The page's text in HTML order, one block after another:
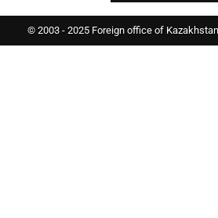
© 2003 - 2025 Foreign office of